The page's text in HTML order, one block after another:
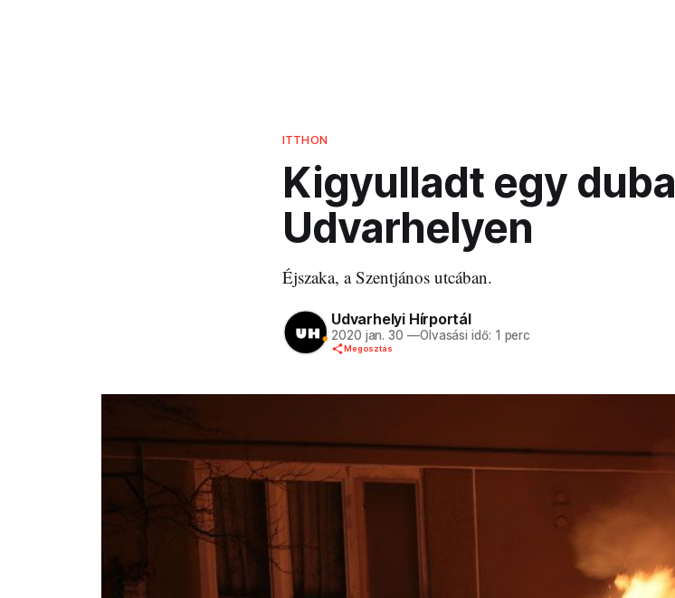
ITTHON
Kigyulladt egy duba
Udvarhelyen
Éjszaka, a Szentjános utcában.
Udvarhelyi Hírportál
2020 jan. 30 —Olvasási idő: 1 perc
Megosztás